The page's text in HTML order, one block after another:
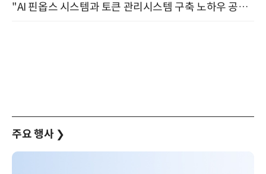
"AI 핀옵스 시스템과 토큰 관리시스템 구축 노하우 공개" 잠실 한국광고문화회관 2층 대회의실 (8/21)
주요 행사 ❯